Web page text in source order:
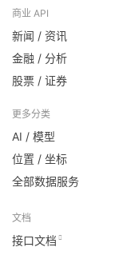
商业 API
新闻 / 资讯
金融 / 分析
股票 / 证券
更多分类
AI / 模型
位置 / 坐标
全部数据服务
文档
接口文档